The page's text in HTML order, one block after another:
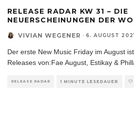
RELEASE RADAR KW 31 – DIE
NEUERSCHEINUNGEN DER
VIVIAN WEGENER · 6. AUGUST
Der erste New Music Friday im August
Releases von:Fae August, Estikay &
RELEASE RADAR 1 MINUTE LESEDAUER